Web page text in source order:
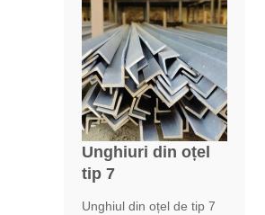
Unghiuri din oțel
tip 7
Unghiul din oțel de tip 7